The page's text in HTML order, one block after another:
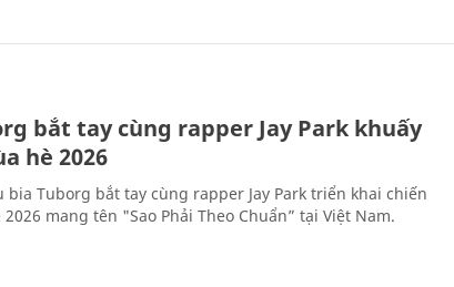
bắt tay cùng rapper Jay Park khuấy
hè 2026
bia Tuborg bắt tay cùng rapper Jay Park triển khai chiến
mang tên "Sao Phải Theo Chuẩn” tại Việt Nam.